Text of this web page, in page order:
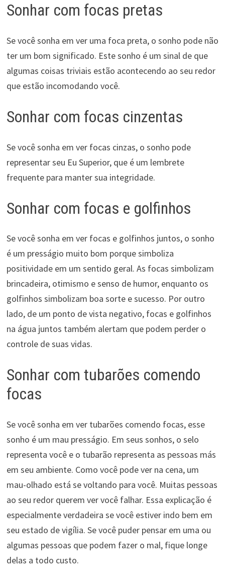
Sonhar com focas pretas
Se você sonha em ver uma foca preta, o sonho pode não
ter um bom significado. Este sonho é um sinal de que
algumas coisas triviais estão acontecendo ao seu redor
que estão incomodando você.
Sonhar com focas cinzentas
Se você sonha em ver focas cinzas, o sonho pode
representar seu Eu Superior, que é um lembrete
frequente para manter sua integridade.
Sonhar com focas e golfinhos
Se você sonha em ver focas e golfinhos juntos, o sonho
é um presságio muito bom porque simboliza
positividade em um sentido geral. As focas simbolizam
brincadeira, otimismo e senso de humor, enquanto os
golfinhos simbolizam boa sorte e sucesso. Por outro
lado, de um ponto de vista negativo, focas e golfinhos
na água juntos também alertam que podem perder o
controle de suas vidas.
Sonhar com tubarões comendo
focas
Se você sonha em ver tubarões comendo focas, esse
sonho é um mau presságio. Em seus sonhos, o selo
representa você e o tubarão representa as pessoas más
em seu ambiente. Como você pode ver na cena, um
mau-olhado está se voltando para você. Muitas pessoas
ao seu redor querem ver você falhar. Essa explicação é
especialmente verdadeira se você estiver indo bem em
seu estado de vigília. Se você puder pensar em uma ou
algumas pessoas que podem fazer o mal, fique longe
delas a todo custo.